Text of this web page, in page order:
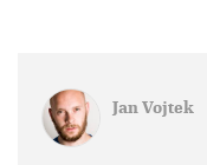
Jan Vojtek